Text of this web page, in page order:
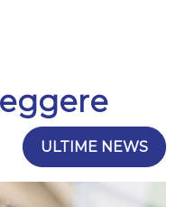
ULTIME NEWS